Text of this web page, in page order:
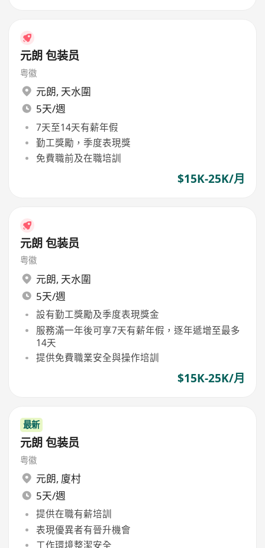
元朗 包装员
粤徽
元朗, 天水圍
5天/週
7天至14天有薪年假
勤工獎勵，季度表現獎
免費職前及在職培訓
$15K-25K/月
元朗 包装员
粤徽
元朗, 天水圍
5天/週
設有勤工獎勵及季度表現獎金
服務滿一年後可享7天有薪年假，逐年遞增至最多
14天
提供免費職業安全與操作培訓
$15K-25K/月
最新
元朗 包装员
粤徽
元朗, 廈村
5天/週
提供在職有薪培訓
表現優異者有晉升機會
工作環境整潔安全